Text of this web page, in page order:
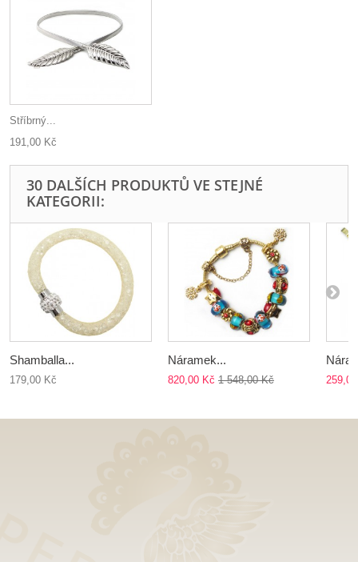
Stříbrný...
191,00 Kč
30 DALŠÍCH PRODUKTŮ VE STEJNÉ
KATEGORII:
Shamballa...
179,00 Kč
Náramek...
820,00 Kč 1 548,00 Kč